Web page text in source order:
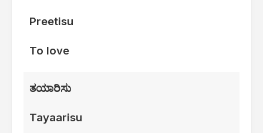
Preetisu
To love
ತಯಾರಿಸು
Tayaarisu